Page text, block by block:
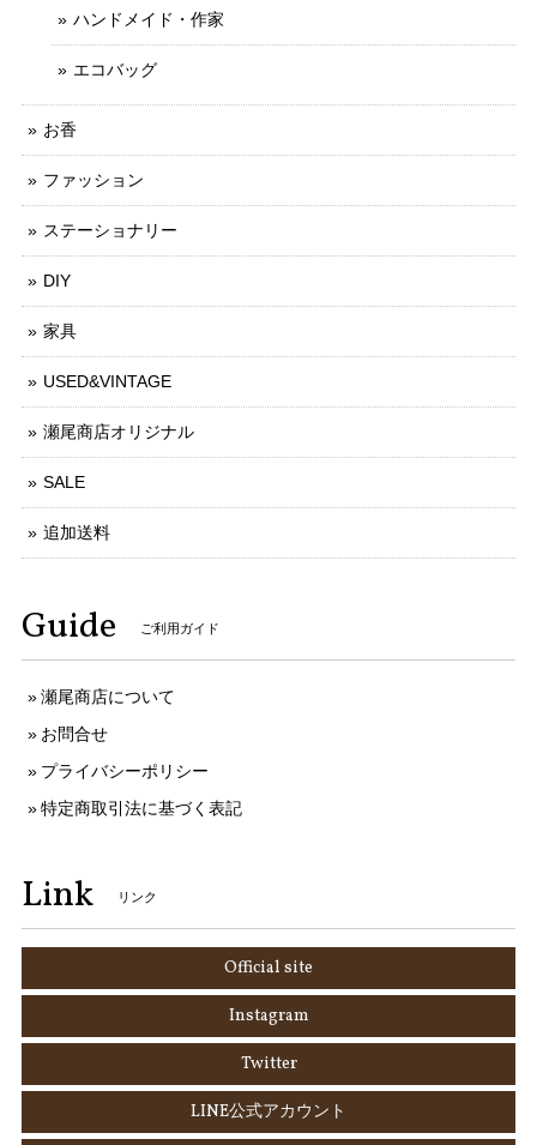
ハンドメイド・作家
エコバッグ
お香
ファッション
ステーショナリー
DIY
家具
USED&VINTAGE
瀬尾商店オリジナル
SALE
追加送料
Guide ご利用ガイド
瀬尾商店について
お問合せ
プライバシーポリシー
特定商取引法に基づく表記
Link リンク
Official site
Instagram
Twitter
LINE公式アカウント